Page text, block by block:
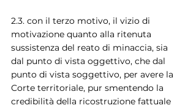
2.3. con il terzo motivo, il vizio di
motivazione quanto alla ritenuta
sussistenza del reato di minaccia, sia
dal punto di vista oggettivo, che dal
punto di vista soggettivo, per avere la
Corte territoriale, pur smentendo la
credibilità della ricostruzione fattuale